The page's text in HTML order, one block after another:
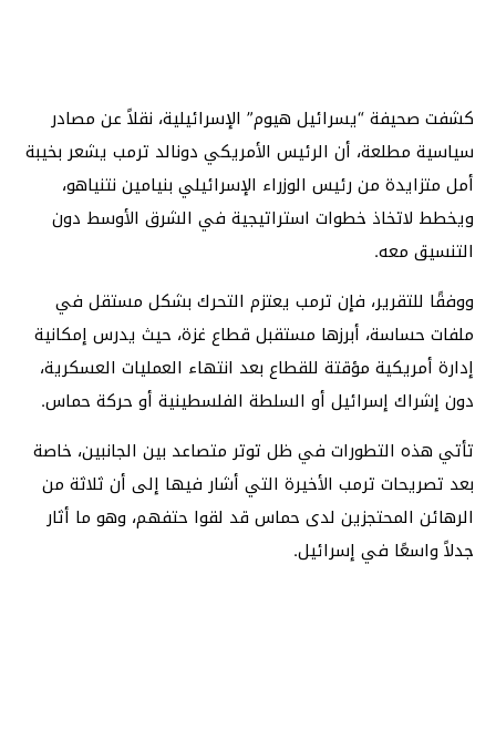
كشفت صحيفة “يسرائيل هيوم” الإسرائيلية، نقلاً عن مصادر
سياسية مطلعة، أن الرئيس الأمريكي دونالد ترمب يشعر بخيبة
أمل متزايدة من رئيس الوزراء الإسرائيلي بنيامين نتنياهو،
ويخطط لاتخاذ خطوات استراتيجية في الشرق الأوسط دون
التنسيق معه.
ووفقًا للتقرير، فإن ترمب يعتزم التحرك بشكل مستقل في
ملفات حساسة، أبرزها مستقبل قطاع غزة، حيث يدرس إمكانية
إدارة أمريكية مؤقتة للقطاع بعد انتهاء العمليات العسكرية،
دون إشراك إسرائيل أو السلطة الفلسطينية أو حركة حماس.
تأتي هذه التطورات في ظل توتر متصاعد بين الجانبين، خاصة
بعد تصريحات ترمب الأخيرة التي أشار فيها إلى أن ثلاثة من
الرهائن المحتجزين لدى حماس قد لقوا حتفهم، وهو ما أثار
جدلاً واسعًا في إسرائيل.